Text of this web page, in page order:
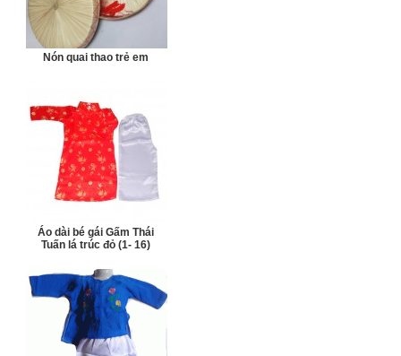
Nón quai thao trẻ em
Áo dài bé gái Gấm Thái
Tuấn lá trúc đỏ (1- 16)